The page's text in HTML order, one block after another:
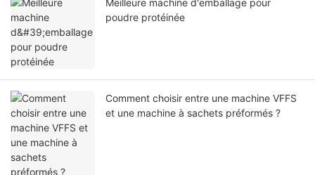
Meilleure machine d'emballage pour
poudre protéinée
Comment choisir entre une machine VFFS
et une machine à sachets préformés ?